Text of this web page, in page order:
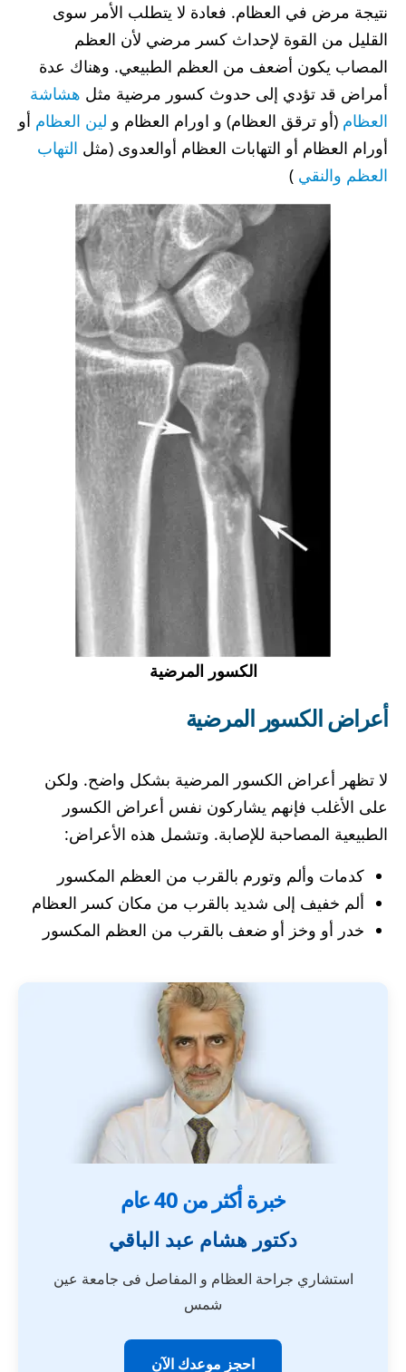
نتيجة مرض في العظام. فعادة لا يتطلب الأمر سوى
القليل من القوة لإحداث كسر مرضي لأن العظم
المصاب يكون أضعف من العظم الطبيعي. وهناك عدة
أمراض قد تؤدي إلى حدوث كسور مرضية مثل هشاشة
العظام (أو ترقق العظام) و اورام العظام و لين العظام أو
أورام العظام أو التهابات العظام أوالعدوى (مثل التهاب
العظم والنقي )
الكسور المرضية
أعراض الكسور المرضية
لا تظهر أعراض الكسور المرضية بشكل واضح. ولكن
على الأغلب فإنهم يشاركون نفس أعراض الكسور
الطبيعية المصاحبة للإصابة. وتشمل هذه الأعراض:
كدمات وألم وتورم بالقرب من العظم المكسور
ألم خفيف إلى شديد بالقرب من مكان كسر العظام
خدر أو وخز أو ضعف بالقرب من العظم المكسور
خبرة أكثر من 40 عام
دكتور هشام عبد الباقي
استشاري جراحة العظام و المفاصل فى جامعة عين
شمس
احجز موعدك الآن